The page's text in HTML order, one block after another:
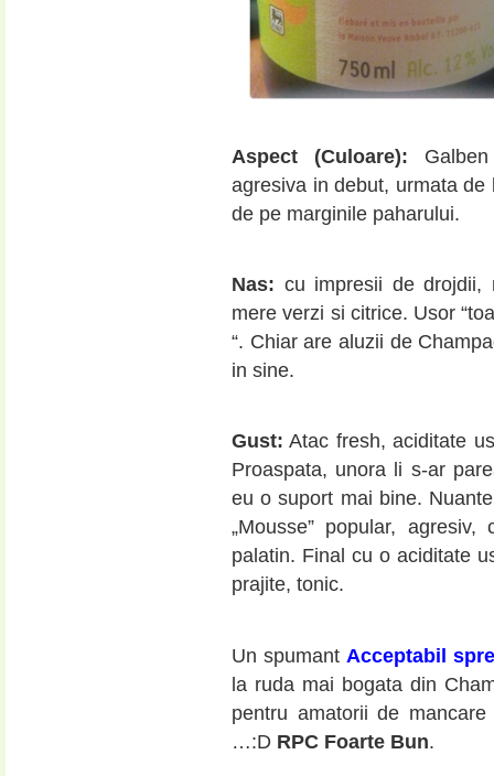
Aspect (Culoare):
agresiva in debut, urmata
de pe marginile paharului.
Nas: cu impresii de
mere verzi si citrice. Usor
“. Chiar are aluzii de
in sine.
Gust: Atac fresh, aciditate
Proaspata, unora li s-ar
eu o suport mai bine.
„Mousse” popular,
palatin. Final cu o aciditate
prajite, tonic.
Un spumant Acceptabil
la ruda mai bogata din
pentru amatorii de
…:D RPC Foarte Bun.